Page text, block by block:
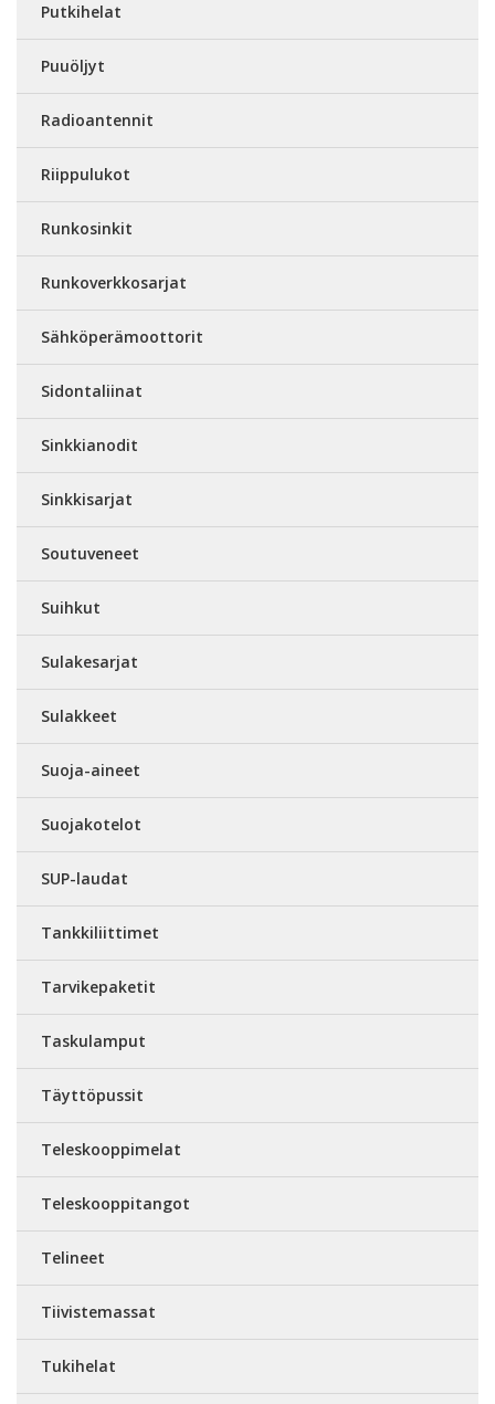
Putkihelat
Puuöljyt
Radioantennit
Riippulukot
Runkosinkit
Runkoverkkosarjat
Sähköperämoottorit
Sidontaliinat
Sinkkianodit
Sinkkisarjat
Soutuveneet
Suihkut
Sulakesarjat
Sulakkeet
Suoja-aineet
Suojakotelot
SUP-laudat
Tankkiliittimet
Tarvikepaketit
Taskulamput
Täyttöpussit
Teleskooppimelat
Teleskooppitangot
Telineet
Tiivistemassat
Tukihelat